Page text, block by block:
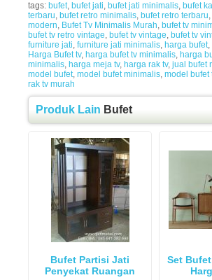
tags: bufet, bufet jati, bufet jati minimalis, bufet
terbaru, bufet retro minimalis, bufet retro terbaru,
modern, Bufet Tv Minimalis Murah, bufet tv
bufet tv retro vintage, bufet tv vintage, bufet tv
furniture jati, furniture jati minimalis, harga bufet,
Harga Bufet tv, harga bufet tv minimalis, harga
minimalis, harga meja tv, harga rak tv, jual bufet
model bufet, model bufet minimalis, model bufet
rak tv murah
Produk Lain Bufet
Bufet Partisi Jati
Penyekat Ruangan
Set